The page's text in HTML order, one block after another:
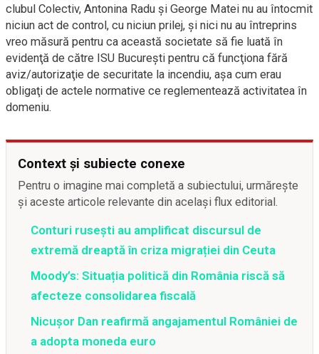
clubul Colectiv, Antonina Radu şi George Matei nu au întocmit
niciun act de control, cu niciun prilej, şi nici nu au întreprins
vreo măsură pentru ca această societate să fie luată în
evidenţă de către ISU Bucureşti pentru că funcţiona fără
aviz/autorizaţie de securitate la incendiu, aşa cum erau
obligaţi de actele normative ce reglementează activitatea în
domeniu.
Context și subiecte conexe
Pentru o imagine mai completă a subiectului, urmărește
și aceste articole relevante din același flux editorial.
Conturi rusești au amplificat discursul de
extremă dreaptă în criza migrației din Ceuta
Moody’s: Situația politică din România riscă să
afecteze consolidarea fiscală
Nicușor Dan reafirmă angajamentul României de
a adopta moneda euro